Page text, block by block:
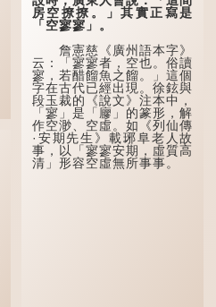
《禮記·曲禮》明確記載：
「人生十年曰幼，學；二十
曰弱，冠；三十曰壯，有
室。」這說明三十歲在...
房空撩撩。」其實正寫是
「空寥寥」。
詹憲慈《廣州語本字》
云：「寥寥者，空也。俗讀
寥，若醋餾魚之餾。」這個
字在古代已經出現。徐鉉與
段玉裁的《說文》注本中，
「寥」是「廫」的篆形，解
作空渺、空虛。如《列仙傳
·安期先生》載琊阜老人故
事，以「寥寥安期，虛質高
清」形容空虛無所事事。